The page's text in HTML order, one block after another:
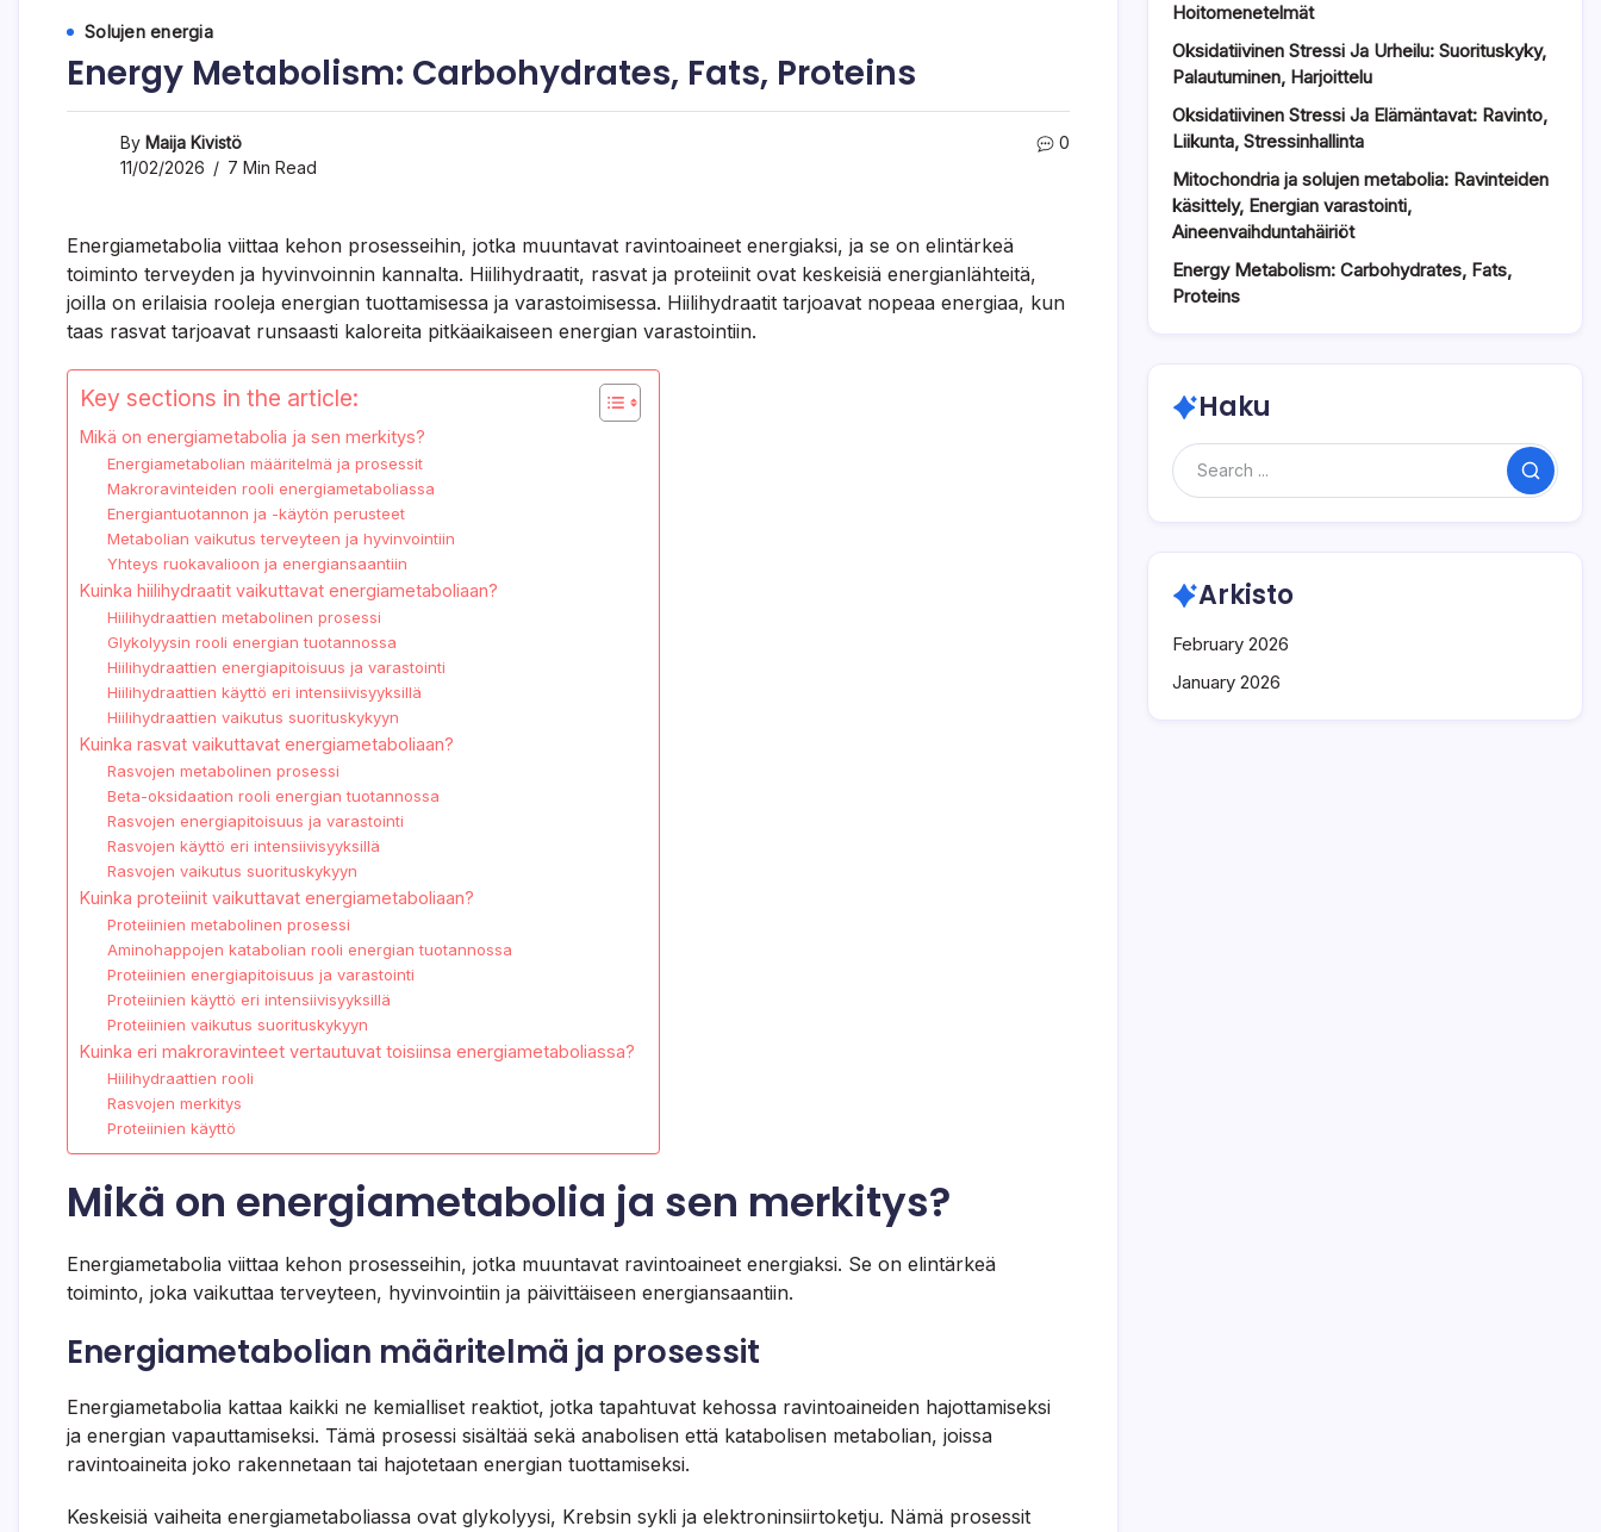
Solujen energia
Energy Metabolism: Carbohydrates, Fats, Proteins
By Maija Kivistö
11/02/2026
7 Min Read
0
Energiametabolia viittaa kehon prosesseihin, jotka muuntavat ravintoaineet energiaksi, ja se on elintärkeä
toiminto terveyden ja hyvinvoinnin kannalta. Hiilihydraatit, rasvat ja proteiinit ovat keskeisiä energianlähteitä,
joilla on erilaisia rooleja energian tuottamisessa ja varastoimisessa. Hiilihydraatit tarjoavat nopeaa energiaa, kun
taas rasvat tarjoavat runsaasti kaloreita pitkäaikaiseen energian varastointiin.
Key sections in the article:
Mikä on energiametabolia ja sen merkitys?
Energiametabolian määritelmä ja prosessit
Makroravinteiden rooli energiametaboliassa
Energiantuotannon ja -käytön perusteet
Metabolian vaikutus terveyteen ja hyvinvointiin
Yhteys ruokavalioon ja energiansaantiin
Kuinka hiilihydraatit vaikuttavat energiametaboliaan?
Hiilihydraattien metabolinen prosessi
Glykolyysin rooli energian tuotannossa
Hiilihydraattien energiapitoisuus ja varastointi
Hiilihydraattien käyttö eri intensiivisyyksillä
Hiilihydraattien vaikutus suorituskykyyn
Kuinka rasvat vaikuttavat energiametaboliaan?
Rasvojen metabolinen prosessi
Beta-oksidaation rooli energian tuotannossa
Rasvojen energiapitoisuus ja varastointi
Rasvojen käyttö eri intensiivisyyksillä
Rasvojen vaikutus suorituskykyyn
Kuinka proteiinit vaikuttavat energiametaboliaan?
Proteiinien metabolinen prosessi
Aminohappojen katabolian rooli energian tuotannossa
Proteiinien energiapitoisuus ja varastointi
Proteiinien käyttö eri intensiivisyyksillä
Proteiinien vaikutus suorituskykyyn
Kuinka eri makroravinteet vertautuvat toisiinsa energiametaboliassa?
Hiilihydraattien rooli
Rasvojen merkitys
Proteiinien käyttö
Mikä on energiametabolia ja sen merkitys?
Energiametabolia viittaa kehon prosesseihin, jotka muuntavat ravintoaineet energiaksi. Se on elintärkeä
toiminto, joka vaikuttaa terveyteen, hyvinvointiin ja päivittäiseen energiansaantiin.
Energiametabolian määritelmä ja prosessit
Energiametabolia kattaa kaikki ne kemialliset reaktiot, jotka tapahtuvat kehossa ravintoaineiden hajottamiseksi
ja energian vapauttamiseksi. Tämä prosessi sisältää sekä anabolisen että katabolisen metabolian, joissa
ravintoaineita joko rakennetaan tai hajotetaan energian tuottamiseksi.
Keskeisiä vaiheita energiametaboliassa ovat glykolyysi, Krebsin sykli ja elektroninsiirtoketju. Nämä prosessit
Hoitomenetelmät
Oksidatiivinen Stressi Ja Urheilu: Suorituskyky,
Palautuminen, Harjoittelu
Oksidatiivinen Stressi Ja Elämäntavat: Ravinto,
Liikunta, Stressinhallinta
Mitochondria ja solujen metabolia: Ravinteiden
käsittely, Energian varastointi,
Aineenvaihduntahäiriöt
Energy Metabolism: Carbohydrates, Fats,
Proteins
Haku
Search
Arkisto
February 2026
January 2026